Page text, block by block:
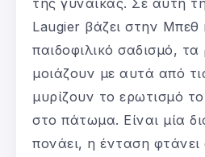
Laugier βάζει στην Μπεθ
παιδοφιλικό σαδισμό,
μοιάζουν με αυτά από
μυρίζουν το ερωτισμό
στο πάτωμα. Είναι μία
πονάει, η ένταση